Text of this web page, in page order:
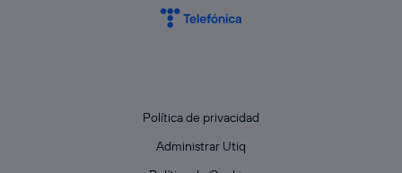
Política de privacidad
Administrar Utiq